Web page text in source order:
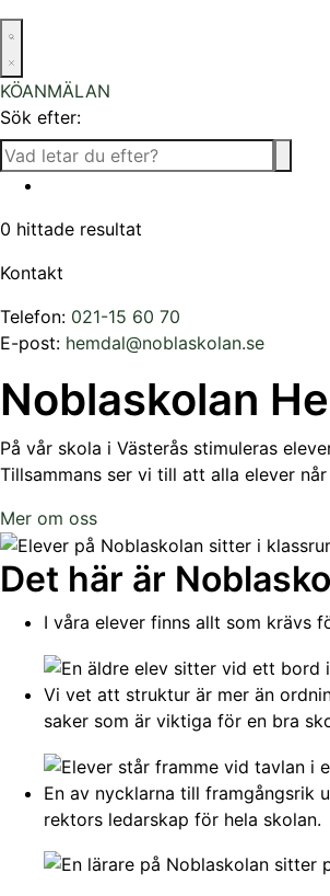
KÖANMÄLAN
Sök efter:
0 hittade resultat
Kontakt
Telefon: 021-15 60 70
E-post: hemdal@noblaskolan.se
Noblaskolan
På vår skola i Västerås stimuleras
Tillsammans ser vi till att alla elever
Mer om oss
Det här är
I våra elever finns allt som krävs
Vi vet att struktur är mer än
saker som är viktiga för en bra
En av nycklarna till framgångsrik
rektors ledarskap för hela skolan.